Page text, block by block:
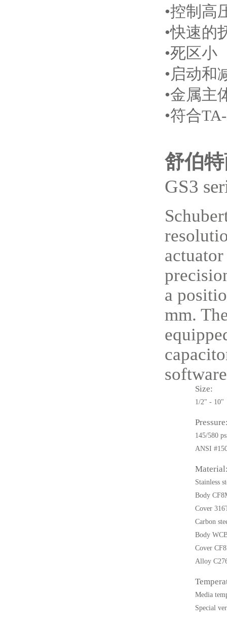
•控制高
•快速的
•死区小
•启动和
•金属主
•符合
舒伯
GS3
a
mm.
Size:
1/2" - 10"
145/580
ANSI
Stainless
Body
Cover
Carbon
Body
Cover
Alloy
Media
Special